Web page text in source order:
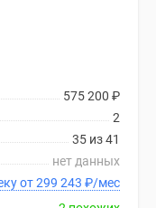
575 200 ₽
2
35 из 41
нет данных
В ипотеку от 299 243 ₽/мес